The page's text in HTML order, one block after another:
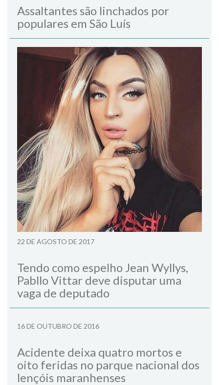
Assaltantes são linchados por
populares em São Luís
22 DE AGOSTO DE 2017
Tendo como espelho Jean Wyllys,
Pabllo Vittar deve disputar uma
vaga de deputado
16 DE OUTUBRO DE 2016
Acidente deixa quatro mortos e
oito feridas no parque nacional dos
lençóis maranhenses